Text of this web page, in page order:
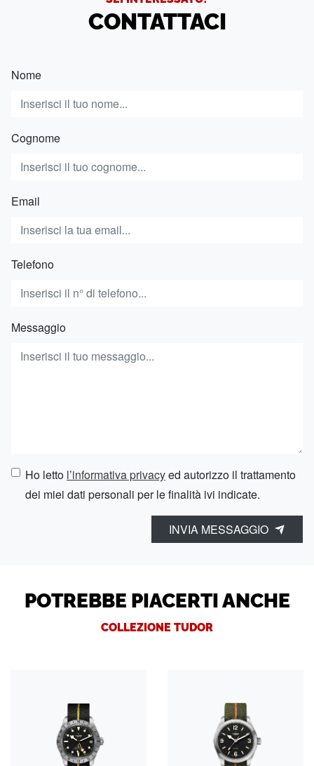
CONTATTACI
Nome
Cognome
Email
Telefono
Messaggio
Ho letto l’informativa privacyed autorizzo il trattamento
dei miei dati personali per le finalità ivi indicate.
INVIA MESSAGGIO
POTREBBE PIACERTI ANCHE
COLLEZIONE TUDOR